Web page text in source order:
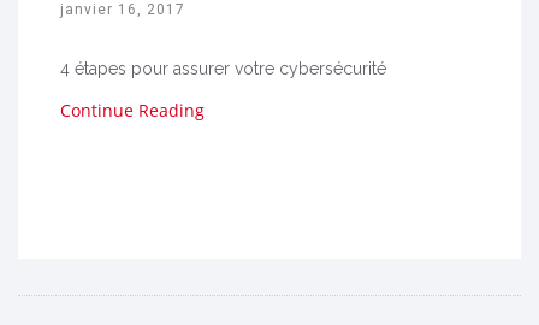
janvier 16, 2017
4 étapes pour assurer votre cybersécurité
Continue Reading